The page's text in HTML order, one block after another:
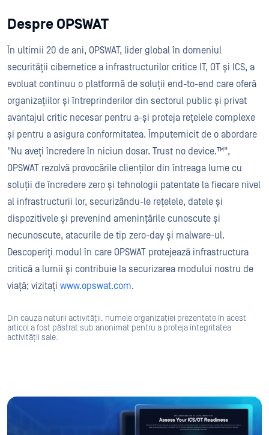
Despre OPSWAT
În ultimii 20 de ani, OPSWAT, lider global în domeniul
securității cibernetice a infrastructurilor critice IT, OT și ICS, a
evoluat continuu o platformă de soluții end-to-end care oferă
organizațiilor și întreprinderilor din sectorul public și privat
avantajul critic necesar pentru a-și proteja rețelele complexe
și pentru a asigura conformitatea. Împuternicit de o abordare
"Nu aveți încredere în niciun dosar. Trust no device.™",
OPSWAT rezolvă provocările clienților din întreaga lume cu
soluții de încredere zero și tehnologii patentate la fiecare nivel
al infrastructurii lor, securizându-le rețelele, datele și
dispozitivele și prevenind amenințările cunoscute și
necunoscute, atacurile de tip zero-day și malware-ul.
Descoperiți modul în care OPSWAT protejează infrastructura
critică a lumii și contribuie la securizarea modului nostru de
viață; vizitați www.opswat.com.
Din cauza naturii activității, numele organizației prezentate în acest
articol a fost păstrat sub anonimat pentru a proteja integritatea
activității sale.